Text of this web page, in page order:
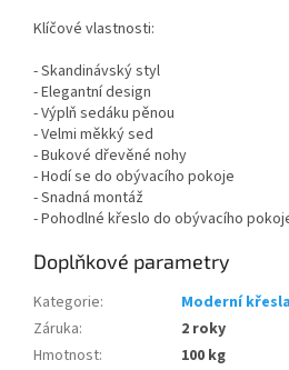
Klíčové vlastnosti:
- Skandinávský styl
- Elegantní design
- Výplň sedáku pěnou
- Velmi měkký sed
- Bukové dřevěné nohy
- Hodí se do obývacího pokoje
- Snadná montáž
- Pohodlné křeslo do obývacího
Doplňkové parametry
Kategorie:
Moderní křesla
Záruka:
2 roky
Hmotnost:
100 kg